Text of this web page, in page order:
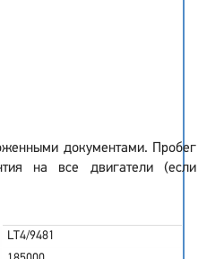
документами. Пробег
на все двигатели (если
LT4/9481